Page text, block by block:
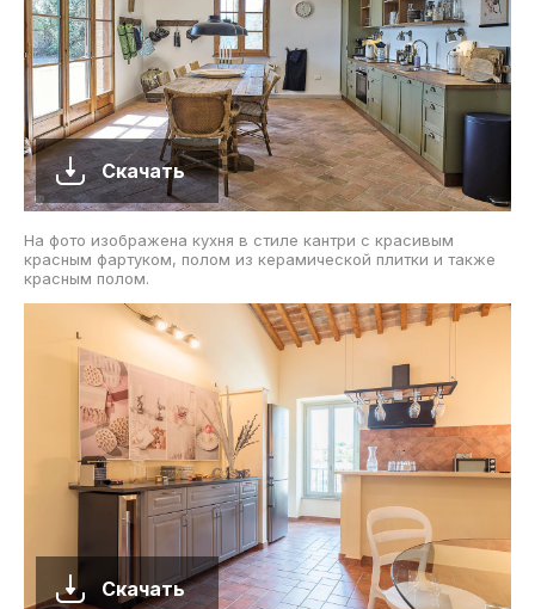
Скачать
На фото изображена кухня в стиле кантри с красивым
красным фартуком, полом из керамической плитки и также
красным полом.
Скачать